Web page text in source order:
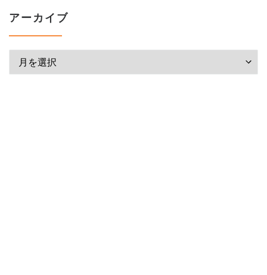
アーカイブ
アーカイブ